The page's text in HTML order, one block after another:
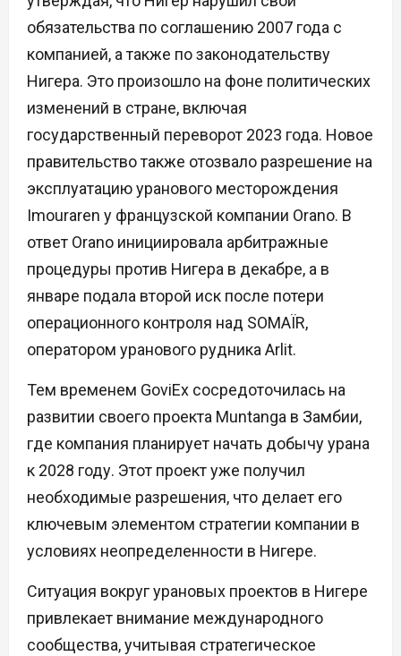
обязательства по соглашению 2007 года с
компанией, а также по законодательству
Нигера. Это произошло на фоне политических
изменений в стране, включая
государственный переворот 2023 года. Новое
правительство также отозвало разрешение на
эксплуатацию уранового месторождения
Imouraren у французской компании Orano. В
ответ Orano инициировала арбитражные
процедуры против Нигера в декабре, а в
январе подала второй иск после потери
операционного контроля над SOMAÏR,
оператором уранового рудника Arlit.
Тем временем GoviEx сосредоточилась на
развитии своего проекта Muntanga в Замбии,
где компания планирует начать добычу урана
к 2028 году. Этот проект уже получил
необходимые разрешения, что делает его
ключевым элементом стратегии компании в
условиях неопределенности в Нигере.
Ситуация вокруг урановых проектов в Нигере
привлекает внимание международного
сообщества, учитывая стратегическое